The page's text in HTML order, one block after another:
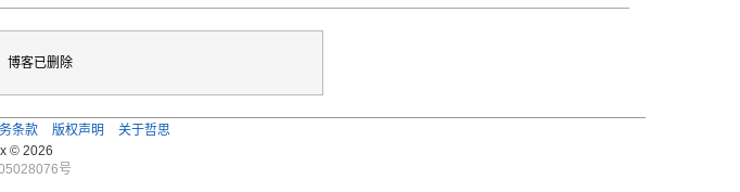
博客已删除
条款 版权声明
关于哲思
© 2026
号